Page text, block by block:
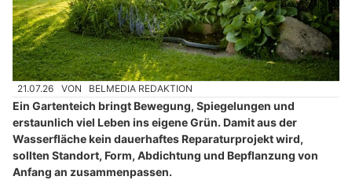
21.07.26 VON BELMEDIA REDAKTION
Ein Gartenteich bringt Bewegung, Spiegelungen und
erstaunlich viel Leben ins eigene Grün. Damit aus der
Wasserfläche kein dauerhaftes Reparaturprojekt wird,
sollten Standort, Form, Abdichtung und Bepflanzung von
Anfang an zusammenpassen.